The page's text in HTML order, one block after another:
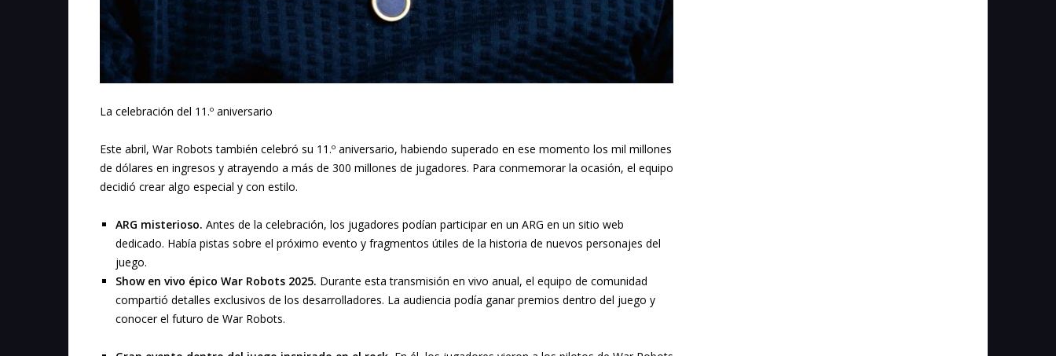
La celebración del 11.º aniversario
Este abril, War Robots también celebró su 11.º aniversario, habiendo superado en ese momento los mil millones
de dólares en ingresos y atrayendo a más de 300 millones de jugadores. Para conmemorar la ocasión, el equipo
decidió crear algo especial y con estilo.
ARG misterioso. Antes de la celebración, los jugadores podían participar en un ARG en un sitio web
dedicado. Había pistas sobre el próximo evento y fragmentos útiles de la historia de nuevos personajes del
juego.
Show en vivo épico War Robots 2025. Durante esta transmisión en vivo anual, el equipo de comunidad
compartió detalles exclusivos de los desarrolladores. La audiencia podía ganar premios dentro del juego y
conocer el futuro de War Robots.